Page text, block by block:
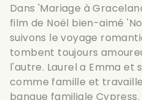
Dans 'Mariage à
film de Noël bien-aimé
suivons le voyage
tombent toujours
l'autre. Laurel a Emma et
comme famille et
banque familiale